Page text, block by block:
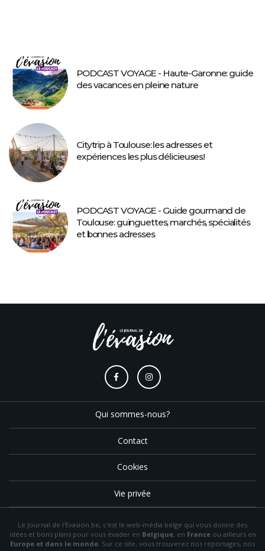
PODCAST VOYAGE - Haute-Garonne: guide
des vacances en pleine nature
Citytrip à Toulouse: les adresses et
expériences les plus délicieuses!
PODCAST VOYAGE - Guide gourmand de
Toulouse: guinguettes, marchés, spécialités
et bonnes adresses
Qui sommes-nous?
Contact
Cookies
Vie privée
Le Journal de l'Evasion.be, c'est le web-média belge qui vous donne des
idées et bons plans pour vous évader en Belgique, en Franceou ailleurs en
Europe et dans le monde . Sur ce site, vous trouverez nos reportages, nos